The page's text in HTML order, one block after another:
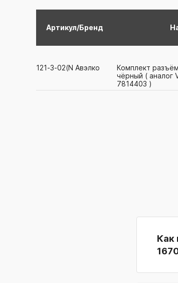
Артикул/Бренд
121-3-02(N Авэлко
Комплект
чёрный ( аналог
7814403 )
Как